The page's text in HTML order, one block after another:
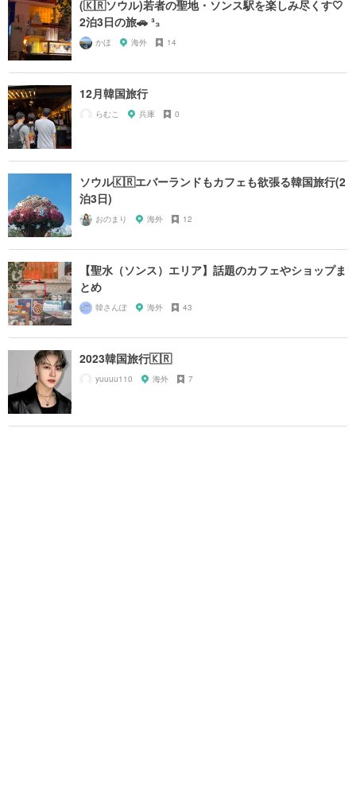
(🇰🇷ソウル)若者の聖地・ソンス駅を楽しみ尽くす🤍
2泊3日の旅🚗 ³₃
かほ 海外 14
12月韓国旅行
らむこ 兵庫 0
ソウル🇰🇷エバーランドもカフェも欲張る韓国旅行(2
泊3日)
おのまり 海外 12
【聖水（ソンス）エリア】話題のカフェやショップま
とめ
韓さんぽ 海外 43
2023韓国旅行🇰🇷
yuuuu110 海外 7